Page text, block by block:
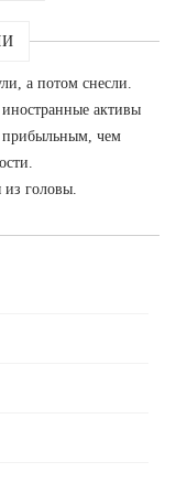
а потом снесли.
активы
прибыльным, чем
головы.